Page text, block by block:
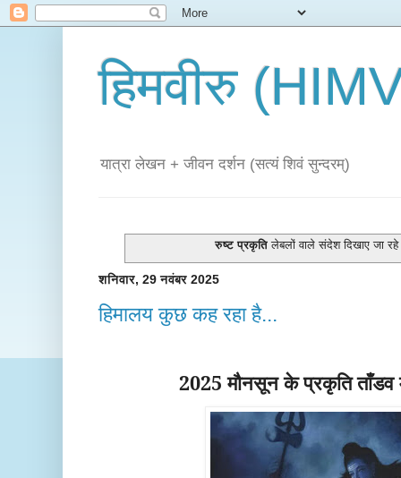
हिमवीरु
यात्रा लेखन + जीवन दर्शन (सत्यं शिवं सुन्दरम्)
रुष्ट प्रकृति लेबलों वाले संदेश दिखाए जा
शनिवार, 29 नवंबर 2025
हिमालय कुछ कह रहा है...
2025 मौनसून के प्रकृति